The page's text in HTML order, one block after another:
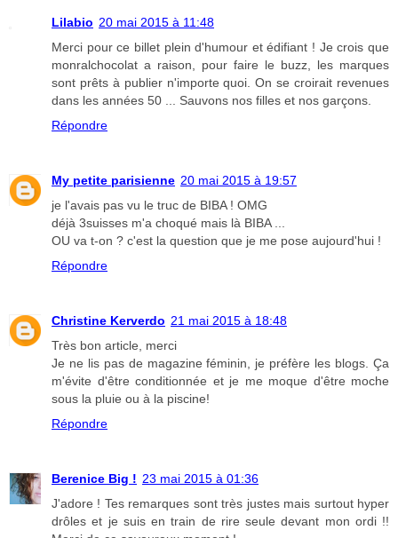
Lilabio 20 mai 2015 à 11:48
Merci pour ce billet plein d'humour et édifiant ! Je crois que
monralchocolat a raison, pour faire le buzz, les marques
sont prêts à publier n'importe quoi. On se croirait revenues
dans les années 50 ... Sauvons nos filles et nos garçons.
Répondre
My petite parisienne 20 mai 2015 à 19:57
je l'avais pas vu le truc de BIBA ! OMG
déjà 3suisses m'a choqué mais là BIBA ...
OU va t-on ? c'est la question que je me pose aujourd'hui !
Répondre
Christine Kerverdo 21 mai 2015 à 18:48
Très bon article, merci
Je ne lis pas de magazine féminin, je préfère les blogs. Ça
m'évite d'être conditionnée et je me moque d'être moche
sous la pluie ou à la piscine!
Répondre
Berenice Big ! 23 mai 2015 à 01:36
J'adore ! Tes remarques sont très justes mais surtout hyper
drôles et je suis en train de rire seule devant mon ordi !!